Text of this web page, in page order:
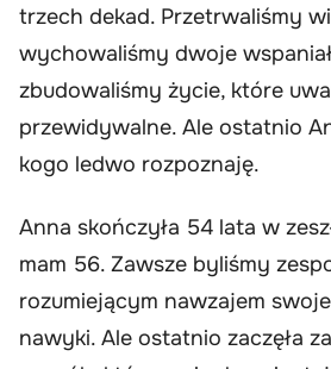
trzech dekad. Przetrwaliśmy
wychowaliśmy dwoje
zbudowaliśmy życie, które
przewidywalne. Ale ostatnio
kogo ledwo rozpoznaję.
Anna skończyła 54 lata w
mam 56. Zawsze byliśmy
rozumiejącym nawzajem
nawyki. Ale ostatnio zaczęła